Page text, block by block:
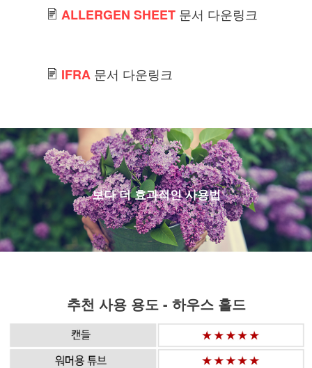
ALLERGEN SHEET 문서 다운링크
IFRA 문서 다운링크
보다 더 효과적인 사용법
추천 사용 용도 - 하우스 홀드